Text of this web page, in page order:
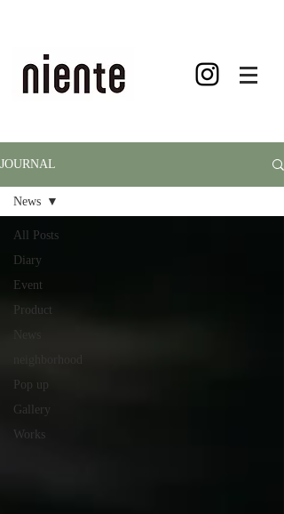
JOURNAL
All Posts
Diary
Event
Product
News
Pop up
Gallery
Works
News